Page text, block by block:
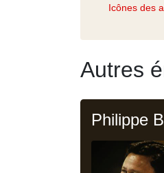
Icônes des
Autres
Philippe